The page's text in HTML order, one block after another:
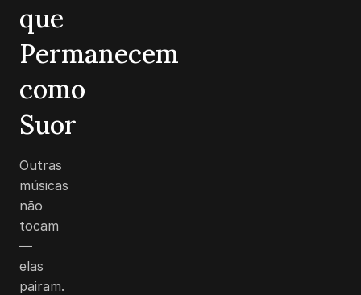
que
Permanecem
como
Suor
Outras
músicas
não
tocam
—
elas
pairam.